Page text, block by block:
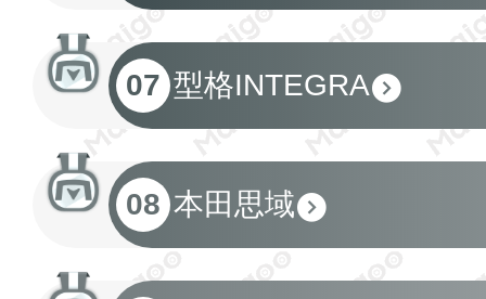
07 型格INTEGRA
08 本田思域